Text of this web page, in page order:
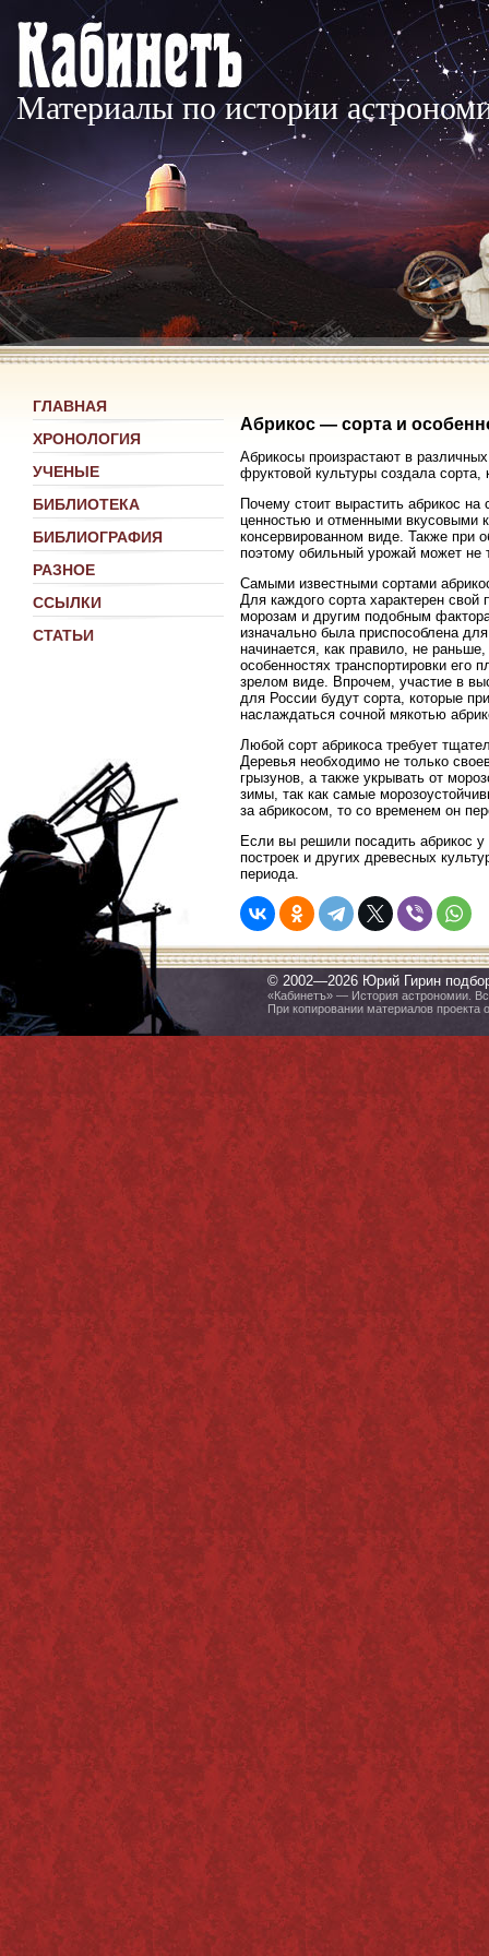
Материалы по истории
ГЛАВНАЯ
ХРОНОЛОГИЯ
УЧЕНЫЕ
БИБЛИОТЕКА
БИБЛИОГРАФИЯ
РАЗНОЕ
ССЫЛКИ
СТАТЬИ
Абрикос — сорта и
Абрикосы произрастают в
фруктовой культуры создала
Почему стоит вырастить абрикос
ценностью и отменными вкусовыми
консервированном виде. Также при
поэтому обильный урожай может не
Самыми известными сортами
Для каждого сорта характерен свой
морозам и другим подобным
изначально была приспособлена
начинается, как правило, не
особенностях транспортировки его
зрелом виде. Впрочем, участие в
для России будут сорта, которые
наслаждаться сочной мякотью
Любой сорт абрикоса требует
Деревья необходимо не только
грызунов, а также укрывать от
зимы, так как самые
за абрикосом, то со временем он
Если вы решили посадить абрикос у
построек и других древесных
периода.
© 2002—2026 Юрий Гирин
«Кабинетъ» — История астрономии.
При копировании материалов проекта